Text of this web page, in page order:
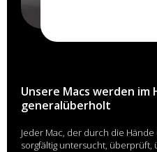
Unsere Macs werden im
generalüberholt
Jeder Mac, der durch die
sorgfältig untersucht, überprüft,